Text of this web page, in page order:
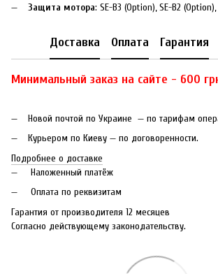
Защита мотора: SE-B3 (Option), SE-B2
Доставка Оплата Гарантия
Минимальный заказ на сайте - 600
Новой почтой по Украине — по тарифам
Курьером по Киеву — по договоренности.
Подробнее о доставке
Наложенный платёж
Оплата по реквизитам
Гарантия от производителя 12 месяцев
Согласно действующему законодательству.